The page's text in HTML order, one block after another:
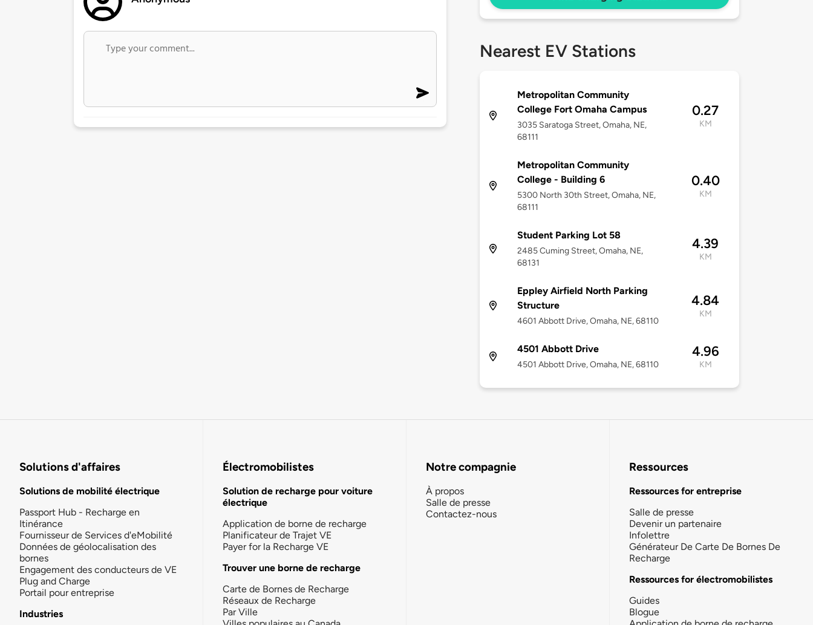
Nearest EV Stations
Metropolitan Community
College Fort Omaha Campus
3035 Saratoga Street, Omaha, NE,
68111
0.27
KM
Metropolitan Community
College - Building 6
5300 North 30th Street, Omaha, NE,
68111
0.40
KM
Student Parking Lot 58
2485 Cuming Street, Omaha, NE,
68131
4.39
KM
Eppley Airfield North Parking
Structure
4601 Abbott Drive, Omaha, NE, 68110
4.84
KM
4501 Abbott Drive
4501 Abbott Drive, Omaha, NE, 68110
4.96
KM
Solutions d'affaires
Solutions de mobilité électrique
Passport Hub - Recharge en
Itinérance
Fournisseur de Services d'eMobilité
Données de géolocalisation des
bornes
Engagement des conducteurs de VE
Plug and Charge
Portail pour entreprise
Industries
Électromobilistes
Solution de recharge pour voiture
électrique
Application de borne de recharge
Planificateur de Trajet VE
Payer for la Recharge VE
Trouver une borne de recharge
Carte de Bornes de Recharge
Réseaux de Recharge
Par Ville
Notre compagnie
À propos
Salle de presse
Contactez-nous
Ressources
Ressources for entreprise
Salle de presse
Devenir un partenaire
Infolettre
Générateur De Carte De Bornes De
Recharge
Ressources for électromobilistes
Guides
Blogue